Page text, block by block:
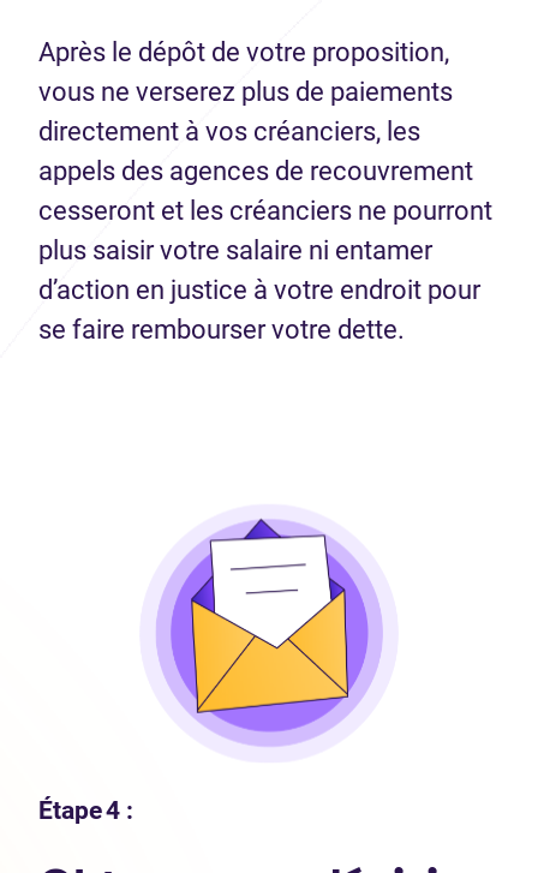
Après le dépôt de votre proposition,
vous ne verserez plus de paiements
directement à vos créanciers, les
appels des agences de recouvrement
cesseront et les créanciers ne pourront
plus saisir votre salaire ni entamer
d’action en justice à votre endroit pour
se faire rembourser votre dette.
Étape 4 :